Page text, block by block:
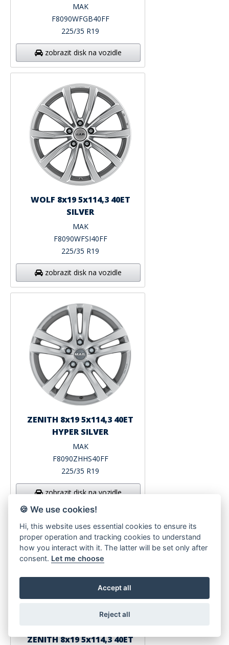
MAK
F8090WFGB40FF
225/35 R19
zobrazit disk na vozidle
WOLF 8x19 5x114,3 40ET
SILVER
MAK
F8090WFSI40FF
225/35 R19
zobrazit disk na vozidle
ZENITH 8x19 5x114,3 40ET
HYPER SILVER
MAK
F8090ZHHS40FF
225/35 R19
zobrazit disk na vozidle
ZENITH 8x19 5x114,3 40ET
🍪 We use cookies!
Hi, this website uses essential cookies to ensure its
proper operation and tracking cookies to understand
how you interact with it. The latter will be set only after
consent. Let me choose
Accept all
Reject all